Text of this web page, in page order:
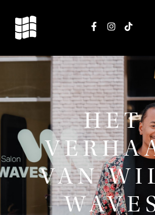
HET
VAN